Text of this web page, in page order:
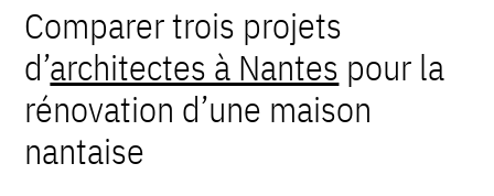
Comparer trois projets
d’architectes à Nantes pour la
rénovation d’une maison
nantaise